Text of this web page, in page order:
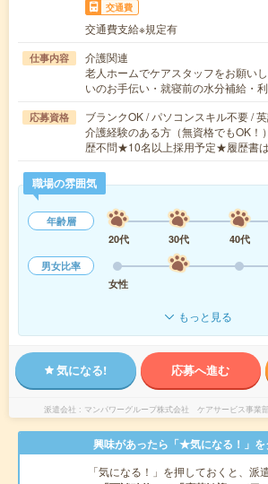
交通費
交通費支給※規定有
仕事内容
介護関連
老人ホームでケアスタッフをお願い
いのお手伝い・就寝前の水分補給・
応募資格
ブランクOK / パソコンスキル不要 /
介護経験のある方（無資格でもOK！
歴不問★10名以上採用予定★履歴書
職場の雰囲気
年齢層
20代
30代 40代
男女比率
女性
もっと見る
気になる! 応募へ進む
派遣会社 マンパワーグループ株式会社 ケアサービス事業
興味があったら「★気になる！」を
「気になる！」を押しておくと、派